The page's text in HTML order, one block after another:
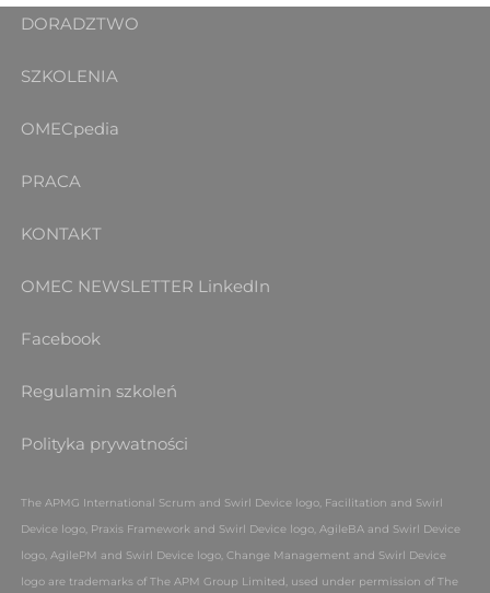
DORADZTWO
SZKOLENIA
OMECpedia
PRACA
KONTAKT
OMEC NEWSLETTER LinkedIn
Facebook
Regulamin szkoleń
Polityka prywatności
The APMG International Scrum and Swirl Device logo, Facilitation and Swirl
Device logo, Praxis Framework and Swirl Device logo, AgileBA and Swirl Device
logo, AgilePM and Swirl Device logo, Change Management and Swirl Device
logo are trademarks of The APM Group Limited, used under permission of The